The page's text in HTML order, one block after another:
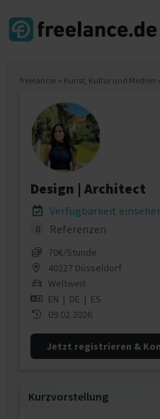
freelancer » Kunst, Kultur und Medien »
Design | Architect
Verfügbarkeit
0 Referenzen
70€/Stunde
40227 Düsseldorf
Weltweit
EN | DE | ES
09.02.2026
Jetzt registrieren &
Kurzvorstellung